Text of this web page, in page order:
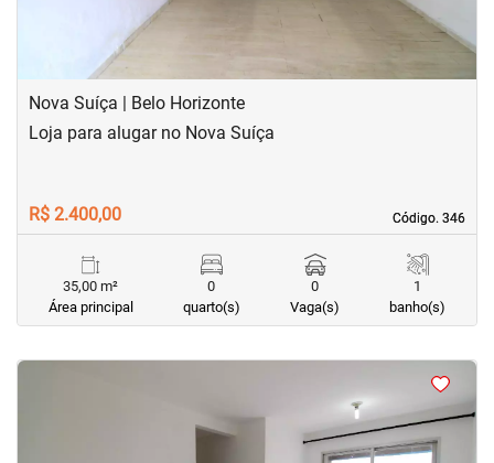
Nova Suíça | Belo Horizonte
Código. 346
Código. 346
Loja para alugar no Nova Suíça
R$ 2.400,00
35,00 m²
Área principal
0
quarto(s)
0
Vaga(s)
1
banho(s)
<